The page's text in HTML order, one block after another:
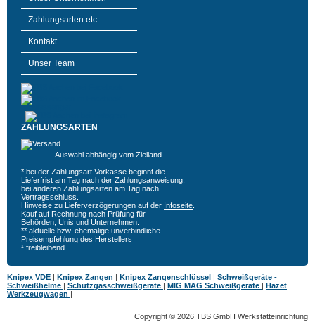
Zahlungsarten etc.
Kontakt
Unser Team
ZAHLUNGSARTEN
Auswahl abhängig vom Zielland
* bei der Zahlungsart Vorkasse beginnt die
Lieferfrist am Tag nach der Zahlungsanweisung,
bei anderen Zahlungsarten am Tag nach
Vertragsschluss.
Hinweise zu Lieferverzögerungen auf der Infoseite
Kauf auf Rechnung nach Prüfung für
Behörden, Unis und Unternehmen.
** aktuelle bzw. ehemalige unverbindliche
Preisempfehlung des Herstellers
¹ freibleibend
Knipex VDE | Knipex Zangen | Knipex Zangenschlüssel | Schweißgeräte -
Schweißhelme | Schutzgasschweißgeräte | MIG MAG Schweißgeräte | Hazet
Werkzeugwagen |
Copyright © 2026 TBS GmbH Werkstatteinrichtung